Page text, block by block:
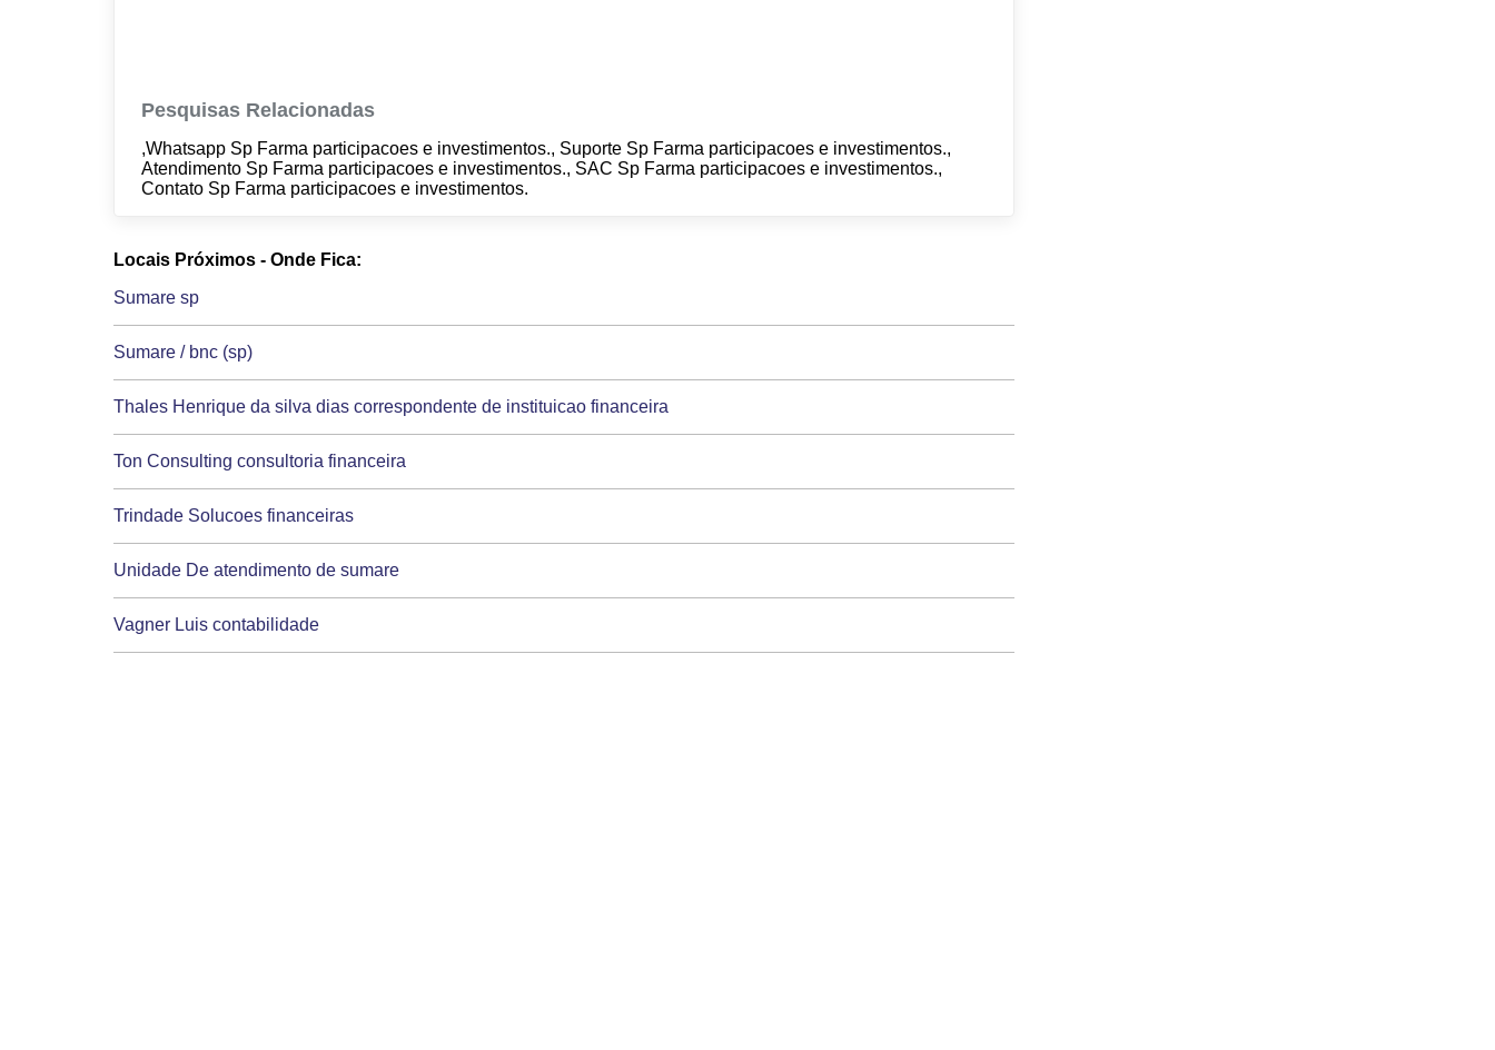
Pesquisas Relacionadas
,Whatsapp Sp Farma participacoes e investimentos., Suporte Sp Farma participacoes e investimentos.,
Atendimento Sp Farma participacoes e investimentos., SAC Sp Farma participacoes e investimentos.,
Contato Sp Farma participacoes e investimentos.
Locais Próximos - Onde Fica:
Sumare sp
Sumare / bnc (sp)
Thales Henrique da silva dias correspondente de instituicao financeira
Ton Consulting consultoria financeira
Trindade Solucoes financeiras
Unidade De atendimento de sumare
Vagner Luis contabilidade